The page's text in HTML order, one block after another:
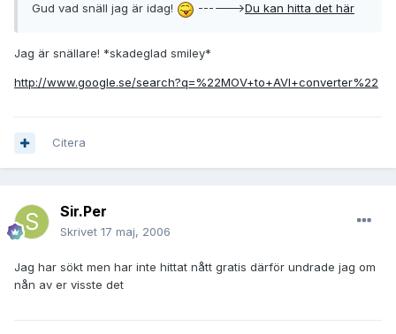
Gud vad snäll jag är idag! ------>Du kan hitta det här
Jag är snällare! *skadeglad smiley*
http://www.google.se/search?q=%22MOV+to+AVI+converter%22
Citera
Sir.Per
Skrivet 17 maj, 2006
Jag har sökt men har inte hittat nått gratis därför undrade jag om
nån av er visste det